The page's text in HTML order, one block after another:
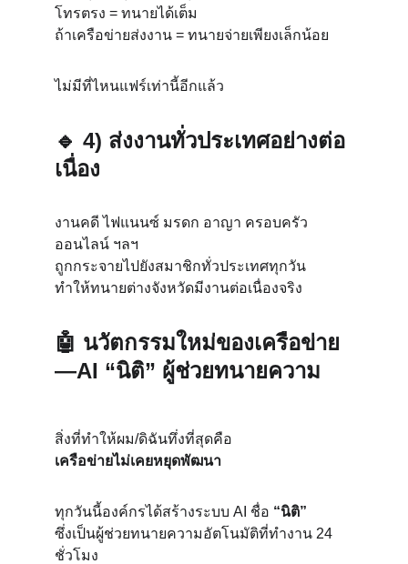
โทรตรง = ทนายได้เต็ม
ถ้าเครือข่ายส่งงาน = ทนายจ่ายเพียงเล็กน้อย
ไม่มีที่ไหนแฟร์เท่านี้อีกแล้ว
🔹 4) ส่งงานทั่วประเทศอย่างต่อ
เนื่อง
งานคดี ไฟแนนซ์ มรดก อาญา ครอบครัว
ออนไลน์ ฯลฯ
ถูกกระจายไปยังสมาชิกทั่วประเทศทุกวัน
ทำให้ทนายต่างจังหวัดมีงานต่อเนื่องจริง
🤖 นวัตกรรมใหม่ของเครือข่าย
—AI “นิติ” ผู้ช่วยทนายความ
สิ่งที่ทำให้ผม/ดิฉันทึ่งที่สุดคือ
เครือข่ายไม่เคยหยุดพัฒนา
ทุกวันนี้องค์กรได้สร้างระบบ AI ชื่อ “นิติ”
ซึ่งเป็นผู้ช่วยทนายความอัตโนมัติที่ทำงาน 24
ชั่วโมง